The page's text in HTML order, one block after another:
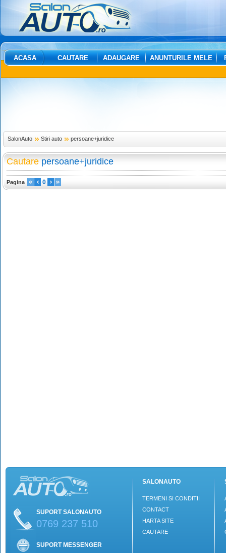
ACASA CAUTARE ADAUGARE ANUNTURILE MELE
SalonAuto Stiri auto persoane+juridice
Cautare persoane+juridice
Pagina 0
SUPORT SALONAUTO
0769 237 510
SUPORT MESSENGER
SALONAUTO
TERMENI SI CONDITII
CONTACT
HARTA SITE
CAUTARE